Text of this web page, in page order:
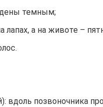
темным;
лапах, а на животе –
вдоль позвоночника